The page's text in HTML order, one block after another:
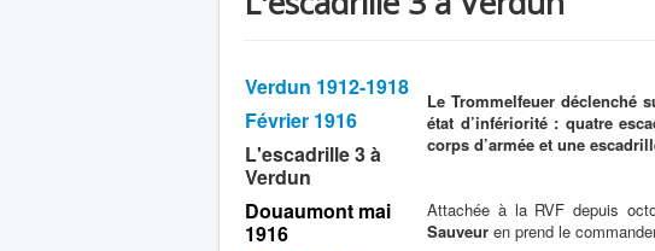
Verdun 1912-1918
Février 1916
L'escadrille 3 à
Verdun
Douaumont mai
1916
Le Trommelfeuer déclenché
état d’infériorité : quatre
corps d’armée et une
Attachée à la RVF depuis
Sauveur en prend le